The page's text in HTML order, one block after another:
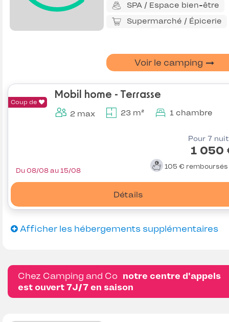
SPA / Espace bien-être
Supermarché / Épicerie
Voir le camping
Coup de
Mobil home - Terrasse
2 max 23 m² 1 chambre
Pour 7
1 050
105 € remboursés
Détails
Du 08/08 au 15/08
Afficher les hébergements supplémentaires
Chez Camping and Co notre centre d'appels
est ouvert 7J/7 en saison